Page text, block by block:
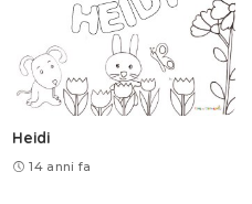
Heidi
14 anni fa